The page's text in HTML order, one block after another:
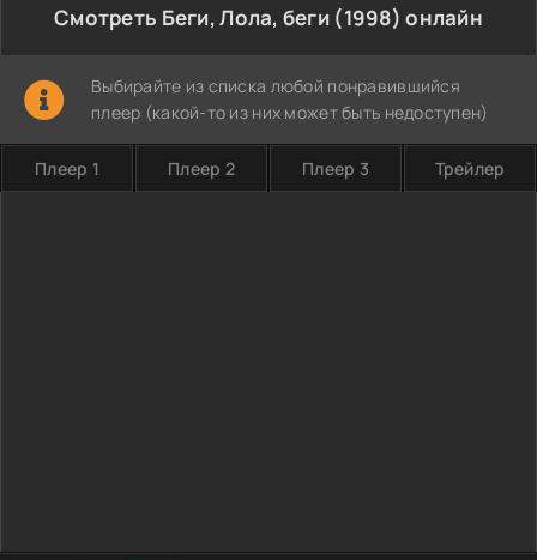
Смотреть Беги, Лола, беги (1998) онлайн
Выбирайте из списка любой понравившийся
плеер (какой-то из них может быть недоступен)
Плеер 1 Плеер 2 Плеер 3 Трейлер